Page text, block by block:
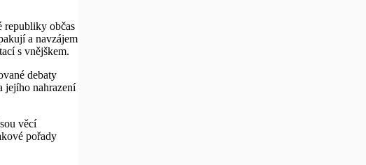
republiky občas
a navzájem
s vnějškem.
debaty
jejího nahrazení
věcí
pořady